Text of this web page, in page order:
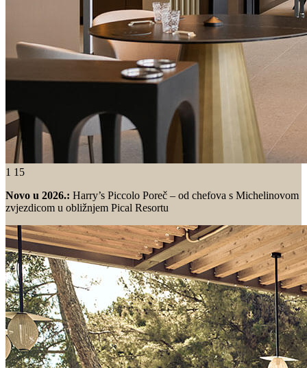
1 15
Novo u 2026.: Harry’s Piccolo Poreč – od chefova s Michelinovom
zvjezdicom u obližnjem Pical Resortu